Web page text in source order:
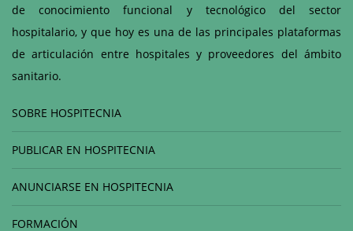
de conocimiento funcional y tecnológico del sector
hospitalario, y que hoy es una de las principales plataformas
de articulación entre hospitales y proveedores del ámbito
sanitario.
SOBRE HOSPITECNIA
PUBLICAR EN HOSPITECNIA
ANUNCIARSE EN HOSPITECNIA
FORMACIÓN